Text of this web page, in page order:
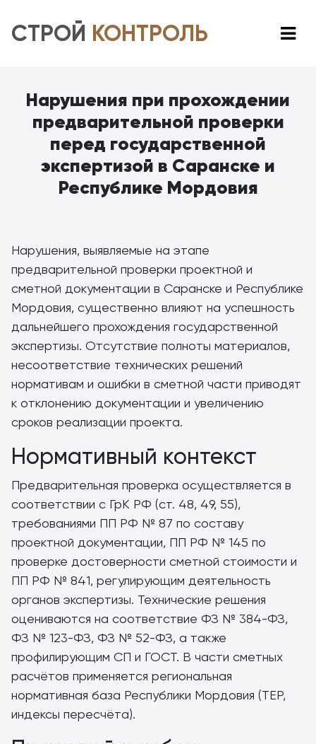
СТРОЙ КОНТРОЛЬ
Нарушения при прохождении
предварительной проверки
перед государственной
экспертизой в Саранске и
Республике Мордовия
Нарушения, выявляемые на этапе
предварительной проверки проектной и
сметной документации в Саранске и Республике
Мордовия, существенно влияют на успешность
дальнейшего прохождения государственной
экспертизы. Отсутствие полноты материалов,
несоответствие технических решений
нормативам и ошибки в сметной части приводят
к отклонению документации и увеличению
сроков реализации проекта.
Нормативный контекст
Предварительная проверка осуществляется в
соответствии с ГрК РФ (ст. 48, 49, 55),
требованиями ПП РФ № 87 по составу
проектной документации, ПП РФ № 145 по
проверке достоверности сметной стоимости и
ПП РФ № 841, регулирующим деятельность
органов экспертизы. Технические решения
оцениваются на соответствие ФЗ № 384-ФЗ,
ФЗ № 123-ФЗ, ФЗ № 52-ФЗ, а также
профилирующим СП и ГОСТ. В части сметных
расчётов применяется региональная
нормативная база Республики Мордовия (ТЕР,
индексы пересчёта).